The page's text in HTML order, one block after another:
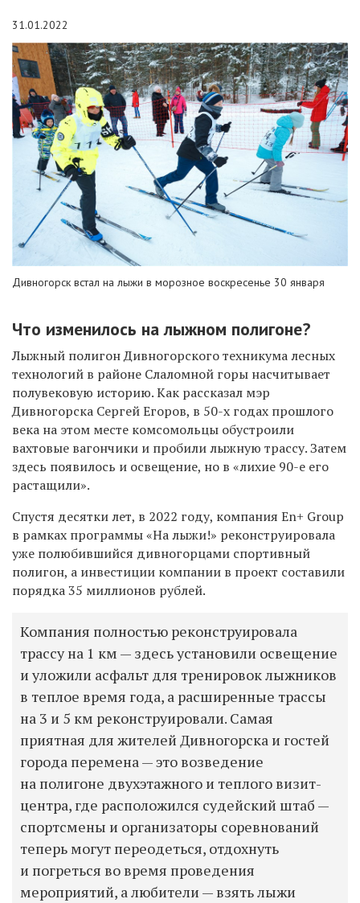
31.01.2022
Дивногорск встал на лыжи в морозное воскресенье 30 января
Что изменилось на лыжном полигоне?
Лыжный полигонДивногорского техникума лесных
технологий в районе Слаломной горы насчитывает
полувековую историю. Как рассказал мэр
Дивногорска Сергей Егоров, в 50-х годах прошлого
века на этом месте комсомольцы обустроили
вахтовые вагончики и пробили лыжную трассу. Затем
здесь появилось и освещение, но в «лихие 90-е его
растащили».
Спустя десятки лет, в 2022 году, компания En+ Group
в рамках программы «На лыжи!» реконструировала
уже полюбившийся дивногорцами спортивный
полигон, а инвестиции компании в проект составили
порядка 35 миллионов рублей.
Компания полностью реконструировала
трассу на 1 км — здесь установили освещение
и уложили асфальт для тренировок лыжников
в теплое время года, а расширенные трассы
на 3 и 5 км реконструировали. Самая
приятная для жителей Дивногорска и гостей
города перемена — это возведение
на полигоне двухэтажного и теплого визит-
центра, где расположился судейский штаб —
спортсмены и организаторы соревнований
теперь могут переодеться, отдохнуть
и погреться во время проведения
мероприятий, а любители — взять лыжи